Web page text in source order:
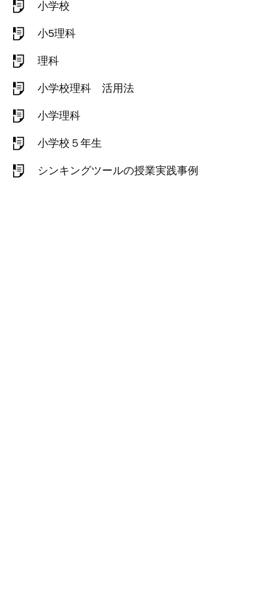
小学校
小5理科
理科
小学校理科 活用法
小学理科
小学校５年生
シンキングツールの授業実践事例